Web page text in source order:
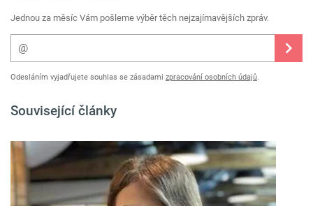
Jednou za měsíc Vám pošleme výběr těch nejzajímavějších zpráv.
Odesláním vyjadřujete souhlas se zásadami zpracování osobních údajů
Související články